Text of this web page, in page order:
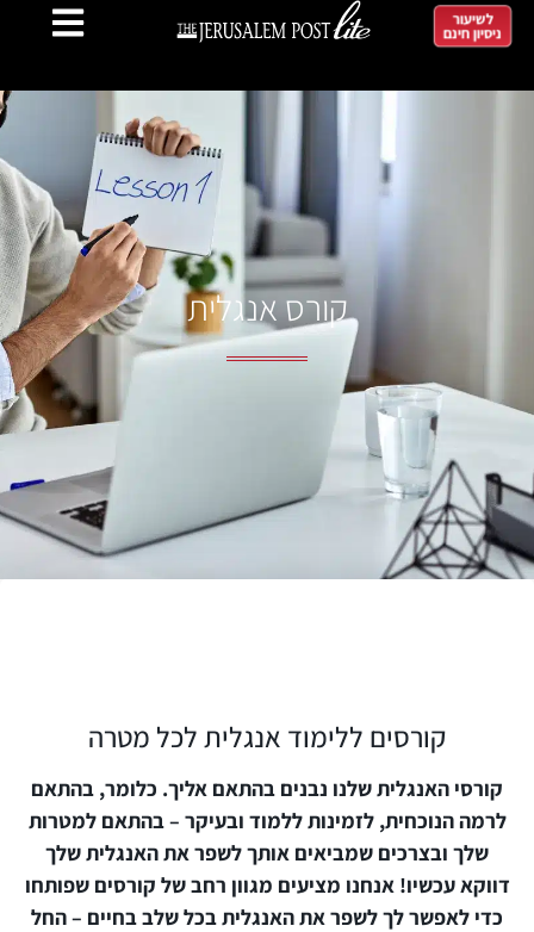
לשיעור
ניסיון חינם
קורס אנגלית
קורסים ללימוד אנגלית לכל מטרה
קורסי האנגלית שלנו נבנים בהתאם אליך. כלומר, בהתאם
לרמה הנוכחית, לזמינות ללמוד ובעיקר – בהתאם למטרות
שלך ובצרכים שמביאים אותך לשפר את האנגלית שלך
דווקא עכשיו! אנחנו מציעים מגוון רחב של קורסים שפותחו
כדי לאפשר לך לשפר את האנגלית בכל שלב בחיים – החל